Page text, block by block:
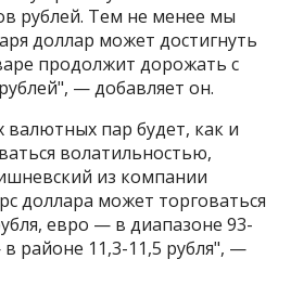
рублей. Тем не менее мы
доллар может достигнуть
продолжит дорожать с
— добавляет он.
пар будет, как и
волатильностью,
из компании
доллара может торговаться
евро — в диапазоне 93-
районе 11,3-11,5 рубля", —